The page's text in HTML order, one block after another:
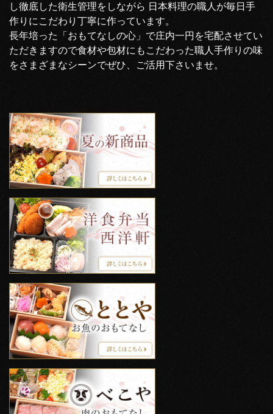
し徹底した衛生管理をしながら 日本料理の職人が毎日手
作りにこだわり丁寧に作っています。
長年培った「おもてなしの心」で庄内一円を宅配させてい
ただきますので食材や包材にもこだわった職人手作りの味
をさまざまなシーンでぜひ、ご活用下さいませ。